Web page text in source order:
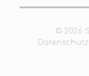
© 2026